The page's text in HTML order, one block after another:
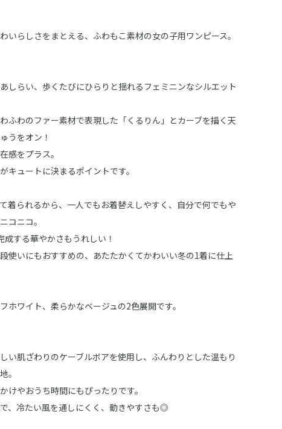
いらしさをまとえる、ふわもこ素材の女の子用ワンピース。
しらい、歩くたびにひらりと揺れるフェミニンなシルエット
ふわのファー素材で表現した「くるりん」とカーブを描く天
うをオン！
感をプラス。
キュートに決まるポイントです。
着られるから、一人でもお着替えしやすく、自分で何でもや
コニコ。
成する華やかさもうれしい！
使いにもおすすめの、あたたかくてかわいい冬の1着に仕上
ホワイト、柔らかなベージュの2色展開です。
い肌ざわりのケーブルボアを使用し、ふんわりとした温もり
。
けやおうち時間にもぴったりです。
、冷たい風を通しにくく、動きやすさも◎